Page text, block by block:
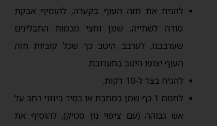
להניח את חזה העוף בקערה, להוסיף אבקת
סודה לשתייה, שמן וחצי מכמות התבלינים
שערבבנו. לערבב היטב כך שכל קוביות חזה
העוף יצופו היטב בתערובת.
להניח בצד ל-10 דקות.
לחמם 1 כף שמן במחבת או בסיר בינוני רחב על
אש גבוהה (עם ציפוי נון סטיק), להוסיף את